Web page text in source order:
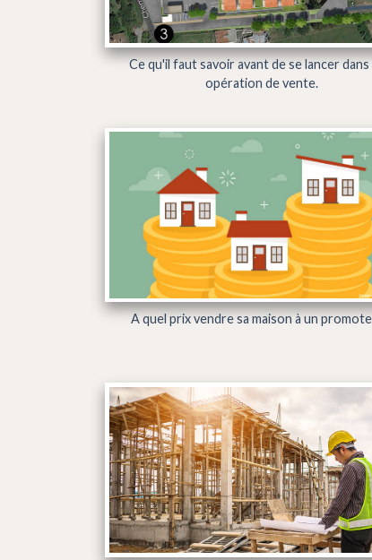
Ce qu'il faut savoir avant de se lancer
opération de vente.
A quel prix vendre sa maison à un